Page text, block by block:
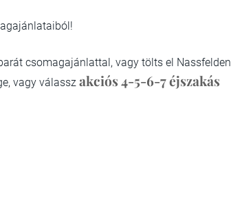
csomagajánlattal, vagy tölts el Nassfelden
vagy válassz akciós 4-5-6-7 éjszakás